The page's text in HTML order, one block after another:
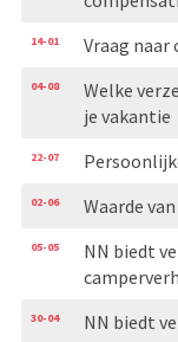
14-01 Vraag naar
04-08
Welke
je vakantie
22-07
02-06 Waarde
05-05
NN biedt
30-04 NN biedt